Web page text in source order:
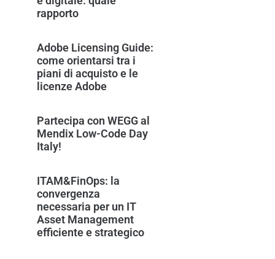
rapporto
Adobe Licensing Guide:
come orientarsi tra i
piani di acquisto e le
licenze Adobe
Partecipa con WEGG al
Mendix Low-Code Day
Italy!
ITAM&FinOps: la
convergenza
necessaria per un IT
Asset Management
efficiente e strategico